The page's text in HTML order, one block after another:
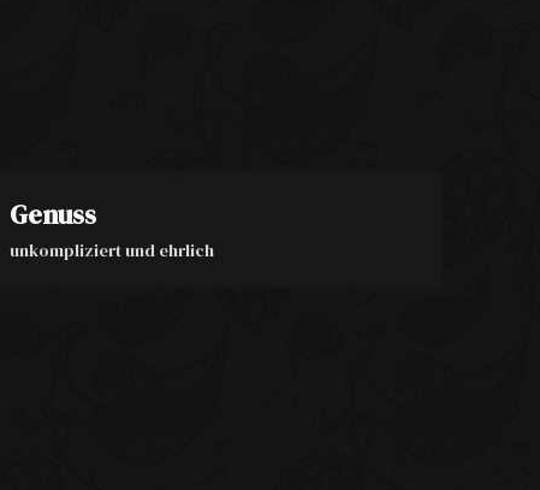
Genuss
unkompliziert und ehrlich